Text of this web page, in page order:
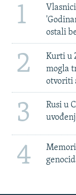
1
ostali
2
Kurti u
mogla
otvoriti
3
Rusi u
4